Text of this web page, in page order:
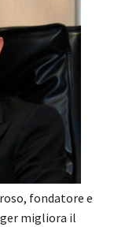
fondatore e
migliora il